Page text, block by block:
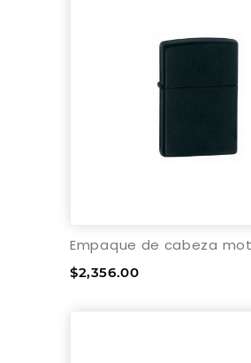
$2,356.00